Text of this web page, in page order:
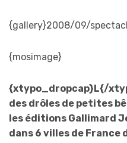
{gallery}2008/09/
{mosimage}
{xtypo_dropcap}L{/
des drôles de petites
les éditions Gallimard
dans 6 villes de France